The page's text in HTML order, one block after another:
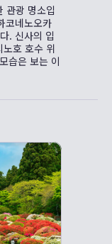
관광 명소입
코네노오카
. 신사의 입
호 호수 위
습은 보는 이